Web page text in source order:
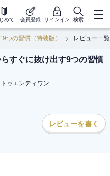
めて 会員登録 サインイン 検索
つの習慣（特装版） レビュー一覧
すぐに抜け出す9つの習慣
ゥエンティワン
レビューを書く